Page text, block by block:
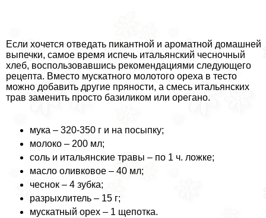
Если хочется отведать пикантной и ароматной домашней
выпечки, самое время испечь итальянский чесночный
хлеб, воспользовавшись рекомендациями следующего
рецепта. Вместо мускатного молотого ореха в тесто
можно добавить другие пряности, а смесь итальянских
трав заменить просто базиликом или орегано.
мука – 320-350 г и на посыпку;
молоко – 200 мл;
соль и итальянские травы – по 1 ч. ложке;
масло оливковое – 40 мл;
чеснок – 4 зубка;
разрыхлитель – 15 г;
мускатный орех – 1 щепотка.